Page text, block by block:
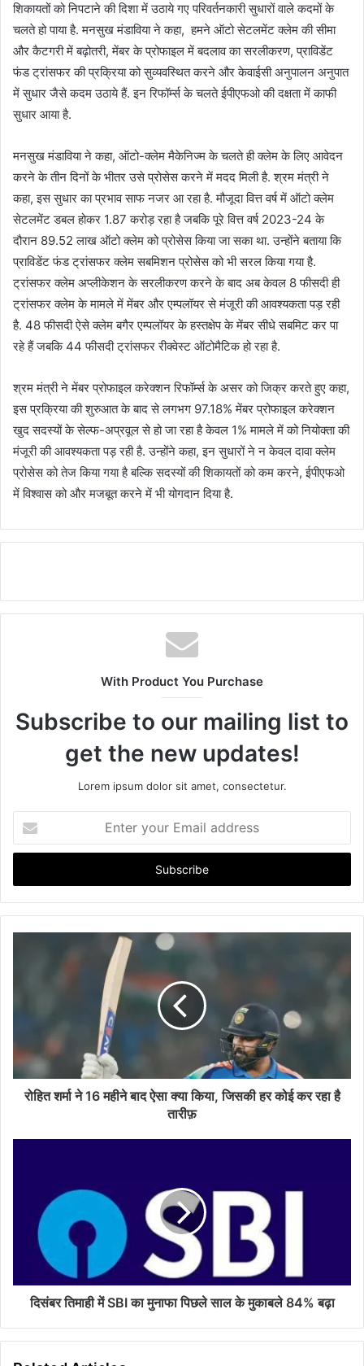
शिकायतों को निपटाने की दिशा में उठाये गए परिवर्तनकारी सुधारों वाले कदमों के
चलते हो पाया है. मनसुख मंडाविया ने कहा, हमने ऑटो सेटलमेंट क्लेम की सीमा
और कैटगरी में बढ़ोतरी, मेंबर के प्रोफाइल में बदलाव का सरलीकरण, प्राविडेंट
फंड ट्रांसफर की प्रक्रिया को सुव्यवस्थित करने और केवाईसी अनुपालन अनुपात
में सुधार जैसे कदम उठाये हैं. इन रिफॉर्म्स के चलते ईपीएफओ की दक्षता में काफी
सुधार आया है.
मनसुख मंडाविया ने कहा, ऑटो-क्लेम मैकेनिज्म के चलते ही क्लेम के लिए आवेदन
करने के तीन दिनों के भीतर उसे प्रोसेस करने में मदद मिली है. श्रम मंत्री ने
कहा, इस सुधार का प्रभाव साफ नजर आ रहा है. मौजूदा वित्त वर्ष में ऑटो क्लेम
सेटलमेंट डबल होकर 1.87 करोड़ रहा है जबकि पूरे वित्त वर्ष 2023-24 के
दौरान 89.52 लाख ऑटो क्लेम को प्रोसेस किया जा सका था. उन्होंने बताया कि
प्राविडेंट फंड ट्रांसफर क्लेम सबमिशन प्रोसेस को भी सरल किया गया है.
ट्रांसफर क्लेम अप्लीकेशन के सरलीकरण करने के बाद अब केवल 8 फीसदी ही
ट्रांसफर क्लेम के मामले में मेंबर और एम्पलॉयर से मंजूरी की आवश्यकता पड़ रही
है. 48 फीसदी ऐसे क्लेम बगैर एम्पलॉयर के हस्तक्षेप के मेंबर सीधे सबमिट कर पा
रहे हैं जबकि 44 फीसदी ट्रांसफर रीक्वेस्ट ऑटोमैटिक हो रहा है.
श्रम मंत्री ने मेंबर प्रोफाइल करेक्शन रिफॉर्म्स के असर को जिक्र करते हुए कहा,
इस प्रक्रिया की शुरुआत के बाद से लगभग 97.18% मेंबर प्रोफाइल करेक्शन
खुद सदस्यों के सेल्फ-अप्रवूल से हो जा रहा है केवल 1% मामले में को नियोक्ता की
मंजूरी की आवश्यकता पड़ रही है. उन्होंने कहा, इन सुधारों ने न केवल दावा क्लेम
प्रोसेस को तेज किया गया है बल्कि सदस्यों की शिकायतों को कम करने, ईपीएफओ
में विश्वास को और मजबूत करने में भी योगदान दिया है.
With Product You Purchase
Subscribe to our mailing list to
get the new updates!
Lorem ipsum dolor sit amet, consectetur.
t
r
y
रोहित शर्मा ने 16 महीने बाद ऐसा क्या किया, जिसकी हर कोई कर रहा है
तारीफ़
दिसंबर तिमाही में SBI का मुनाफा पिछले साल के मुकाबले 84% बढ़ा